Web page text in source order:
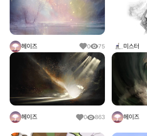
헤이즈 0 75 미스터
헤이즈 0 863 헤이즈